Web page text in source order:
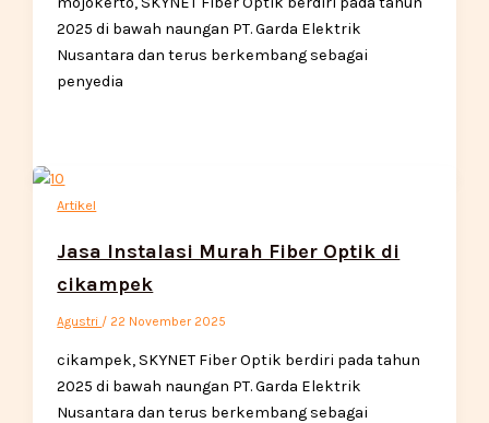
2025 di bawah naungan PT. Garda Elektrik
Nusantara dan terus berkembang sebagai
penyedia
Artikel
Jasa Instalasi Murah Fiber Optik di
cikampek
Agustri / 22 November 2025
cikampek, SKYNET Fiber Optik berdiri pada tahun
2025 di bawah naungan PT. Garda Elektrik
Nusantara dan terus berkembang sebagai